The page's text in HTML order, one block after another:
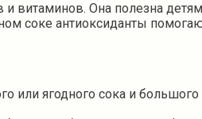
витаминов. Она полезна
соке антиоксиданты
или ягодного сока и